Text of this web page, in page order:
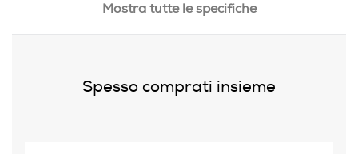
Mostra tutte le specifiche
Spesso comprati insieme